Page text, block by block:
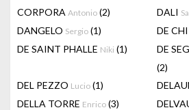
CORPORA Antonio (2) DALI
DANGELO Sergio (1) DE
DE SAINT PHALLE Niki (1) DE
(2)
DEL PEZZO Lucio (1)
DELLA TORRE Enrico (3)